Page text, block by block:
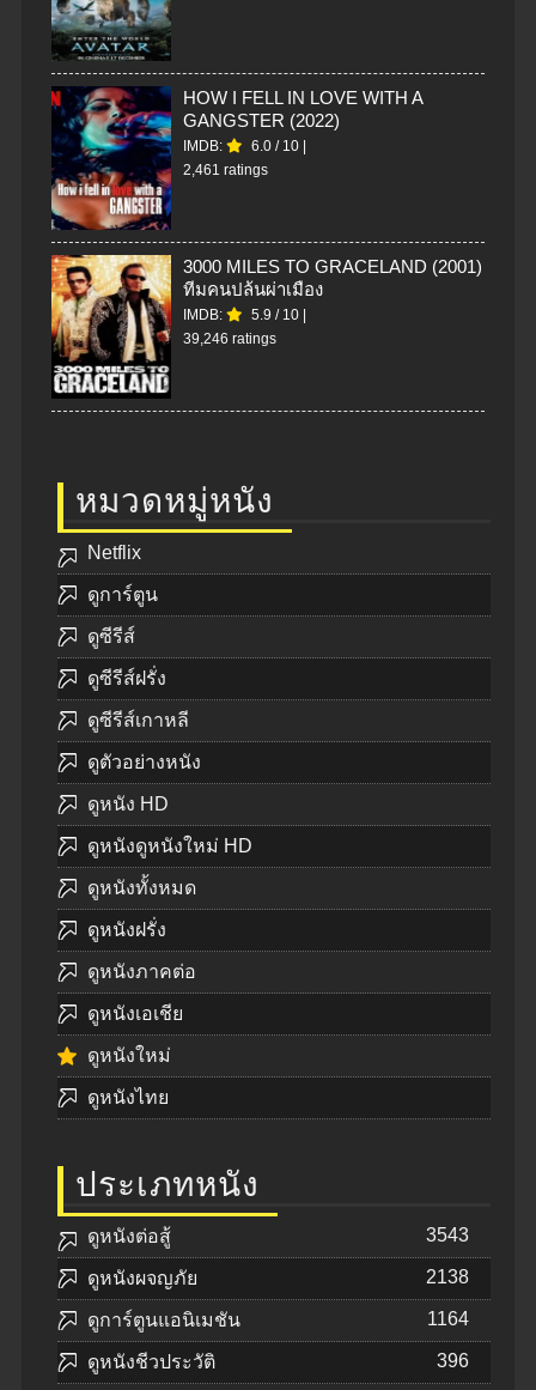
HOW I FELL IN LOVE WITH A
GANGSTER (2022)
IMDB: 6.0 / 10 |
2,461 ratings
3000 MILES TO GRACELAND (2001)
ทีมคนปล้นผ่าเมือง
IMDB: 5.9 / 10 |
39,246 ratings
หมวดหมู่หนัง
Netflix
ดูการ์ตูน
ดูซีรีส์
ดูซีรีส์ฝรั่ง
ดูซีรีส์เกาหลี
ดูตัวอย่างหนัง
ดูหนัง HD
ดูหนังดูหนังใหม่ HD
ดูหนังทั้งหมด
ดูหนังฝรั่ง
ดูหนังภาคต่อ
ดูหนังเอเชีย
ดูหนังใหม่
ดูหนังไทย
ประเภทหนัง
ดูหนังต่อสู้ 3543
ดูหนังผจญภัย 2138
ดูการ์ตูนแอนิเมชัน 1164
ดูหนังชีวประวัติ 396